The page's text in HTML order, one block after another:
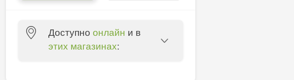
Доступно онлайн и в
этих магазинах: